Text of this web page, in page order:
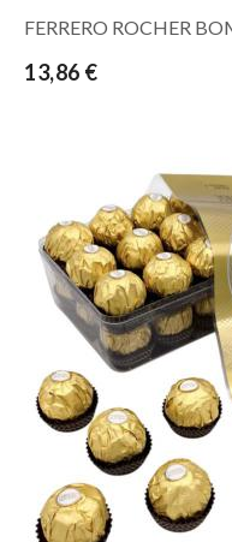
FERRERO ROCHER
13,86 €